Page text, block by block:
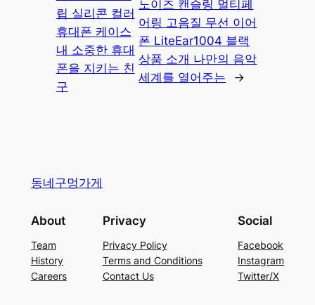
립 실리콘 컬러
휴대폰 케이스
내 소중한 휴대
폰을 지키는 친
구
노이즈 캔슬링 멀티페
어링 고음질 무선 이어
폰 LiteEar1004 블랙
상품 소개 나만의 음악
세계를 열어주는
→
동네구멍가게
About
Team
History
Careers
Privacy
Privacy Policy
Terms and Conditions
Contact Us
Social
Facebook
Instagram
Twitter/X